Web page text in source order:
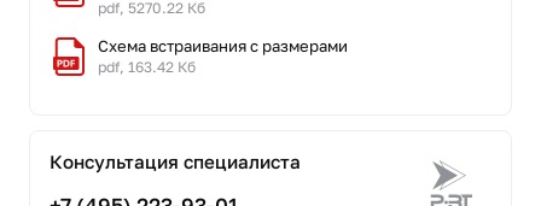
pdf, 5270.22 Кб
Схема встраивания с размерами
pdf, 163.42 Кб
Консультация специалиста